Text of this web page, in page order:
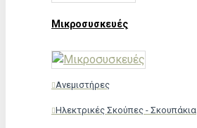
Μικροσυσκευές
Ανεμιστήρες
Ηλεκτρικές Σκούπες - Σκουπάκια